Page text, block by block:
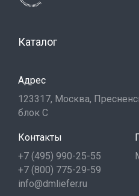
Каталог
Адрес
123317, Москва,
блок С
Контакты
+7 (495) 990-25-55
+7 (800) 775-29-59
info@dmliefer.ru